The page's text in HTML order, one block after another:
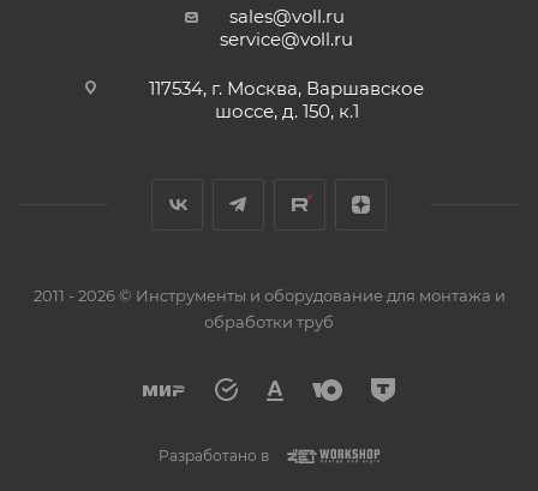
sales@voll.ru
service@voll.ru
117534, г. Москва, Варшавское
шоссе, д. 150, к.1
2011 - 2026 © Инструменты и оборудование для монтажа и
обработки труб
Разработано в